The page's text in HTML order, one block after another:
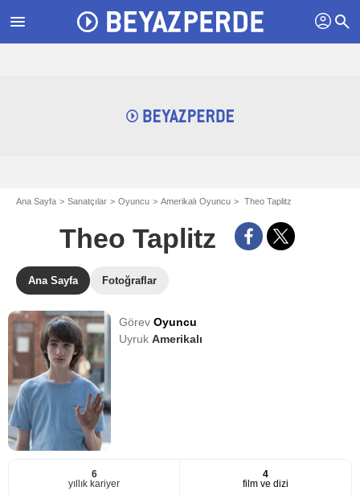
menu profil search
Ana Sayfa Sanatçılar Oyuncu Amerikalı Oyuncu Theo Taplitz
Theo Taplitz
Ana Sayfa Fotoğraflar
GörevOyuncu
UyrukAmerikalı
6
yıllık kariyer
4
film ve dizi